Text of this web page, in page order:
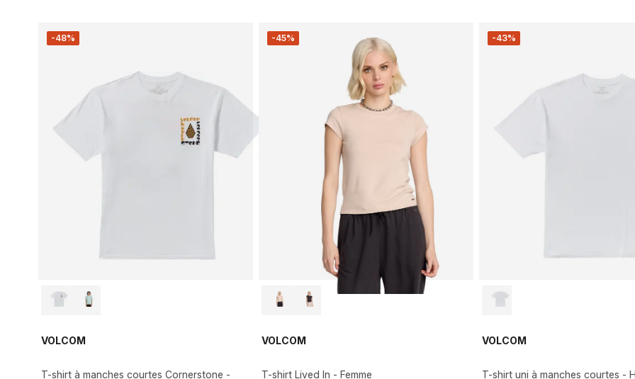
-48%
VOLCOM
T-shirt à manches courtes Cornerstone -
-45%
VOLCOM
T-shirt Lived In - Femme
-43%
VOLCOM
T-shirt uni à manches courtes -